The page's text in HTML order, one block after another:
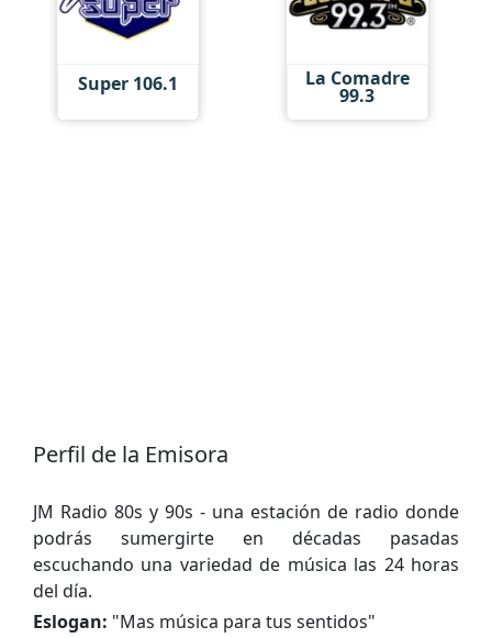
Super 106.1 La Comadre
99.3
Perfil de la Emisora
JM Radio 80s y 90s - una estación de radio donde
podrás sumergirte en décadas pasadas
escuchando una variedad de música las 24 horas
del día.
Eslogan: "Mas música para tus sentidos"